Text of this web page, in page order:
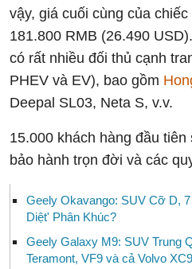
vậy, giá cuối cùng của
181.800 RMB (26.490
có rất nhiều đối thủ cạnh
PHEV và EV), bao gồm
Deepal SL03, Neta S, v.v.
15.000 khách hàng đầu
bảo hành trọn đời và các
Geely Okavango: SUV Cỡ D,
Diệt' Phân Khúc?
Geely Galaxy M9: SUV Trung
Teramont, VF9 và cả Volvo